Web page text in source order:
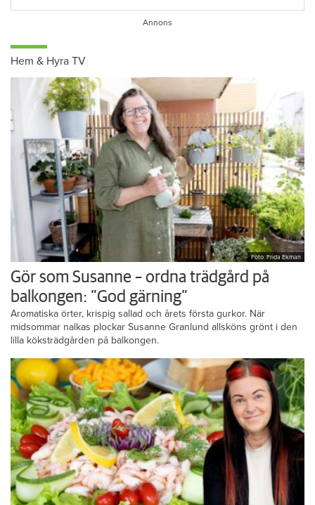
höjde priset på grund av bilköer
24 juli kl 09:30
Hem & Hyra TV
Foto: Frida Ekman
Gör som Susanne – ordna trädgård på
balkongen: ”God gärning”
Aromatiska örter, krispig sallad och årets första gurkor. När
midsommar nalkas plockar Susanne Granlund allsköns grönt i den
lilla köksträdgården på balkongen.